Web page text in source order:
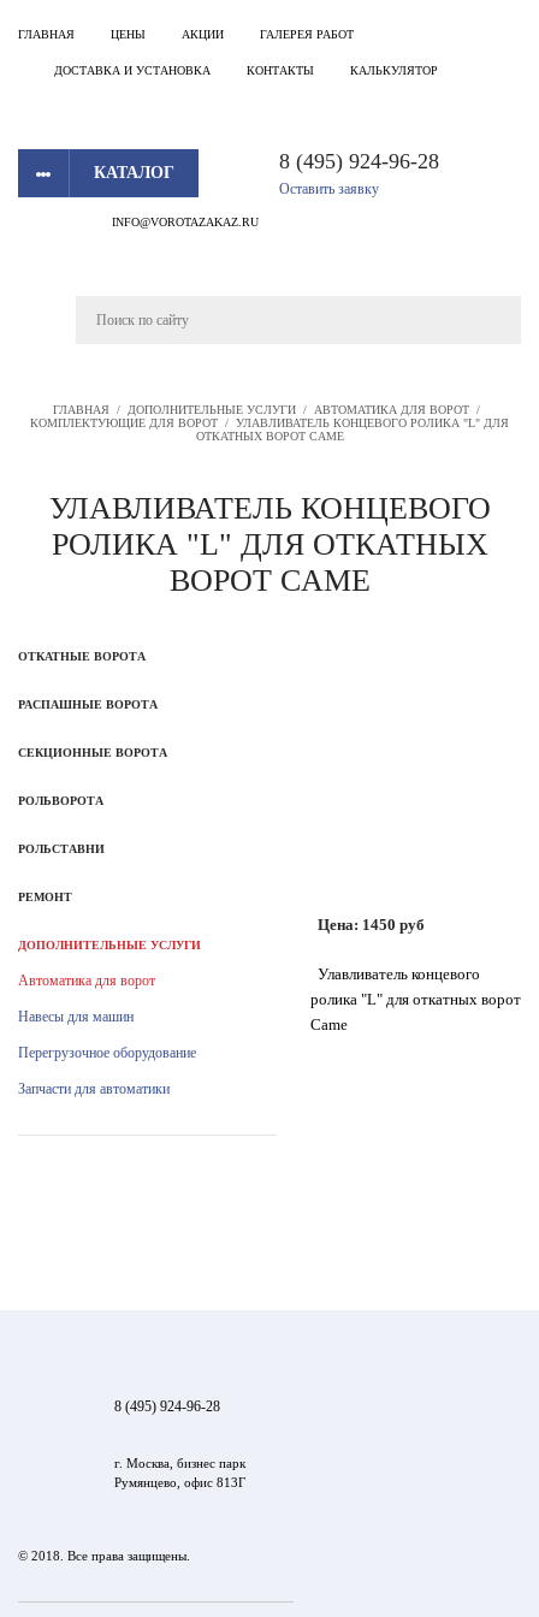
ГЛАВНАЯ ЦЕНЫ АКЦИИ ГАЛЕРЕЯ РАБОТ
ДОСТАВКА И УСТАНОВКА КОНТАКТЫ КАЛЬКУЛЯТОР
КАТАЛОГ 8 (495) 924-96-28
Оставить заявку
INFO@VOROTAZAKAZ.RU
ГЛАВНАЯ / ДОПОЛНИТЕЛЬНЫЕ УСЛУГИ / АВТОМАТИКА ДЛЯ ВОРОТ /
КОМПЛЕКТУЮЩИЕ ДЛЯ ВОРОТ / УЛАВЛИВАТЕЛЬ КОНЦЕВОГО РОЛИКА "L" ДЛЯ
ОТКАТНЫХ ВОРОТ CAME
УЛАВЛИВАТЕЛЬ КОНЦЕВОГО
РОЛИКА "L" ДЛЯ ОТКАТНЫХ
ВОРОТ CAME
ОТКАТНЫЕ ВОРОТА
РАСПАШНЫЕ ВОРОТА
СЕКЦИОННЫЕ ВОРОТА
РОЛЬВОРОТА
РОЛЬСТАВНИ
РЕМОНТ
ДОПОЛНИТЕЛЬНЫЕ УСЛУГИ
Автоматика для ворот
Навесы для машин
Перегрузочное оборудование
Запчасти для автоматики
Цена: 1450 руб
Улавливатель концевого
ролика "L" для откатных ворот
Came
8 (495) 924-96-28
г. Москва, бизнес парк
Румянцево, офис 813Г
© 2018. Все права защищены.